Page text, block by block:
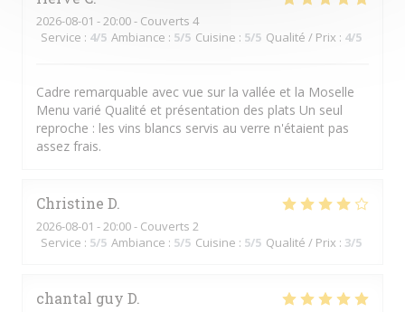
2026-08-01 - 20:00 - Couverts 4
Service : 4/5 Ambiance : 5/5 Cuisine : 5/5 Qualité / Prix : 4/5
Cadre remarquable avec vue sur la vallée et la Moselle
Menu varié Qualité et présentation des plats Un seul
reproche : les vins blancs servis au verre n'étaient pas
assez frais.
Christine D
2026-08-01 - 20:00 - Couverts 2
Service : 5/5 Ambiance : 5/5 Cuisine : 5/5 Qualité / Prix : 3/5
chantal guy D